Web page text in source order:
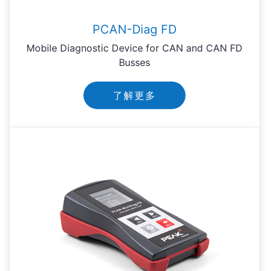
PCAN-Diag FD
Mobile Diagnostic Device for CAN and CAN FD
Busses
了解更多